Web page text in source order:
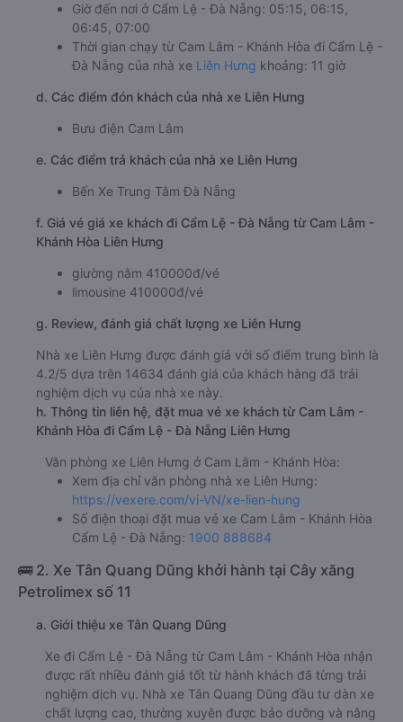
Giờ đến nơi ở Cẩm Lệ - Đà Nẵng: 05:15, 06:15,
06:45, 07:00
Thời gian chạy từ Cam Lâm - Khánh Hòa đi Cẩm Lệ -
Đà Nẵng của nhà xe Liên Hưng khoảng: 11 giờ
d. Các điểm đón khách của nhà xe Liên Hưng
Bưu điện Cam Lâm
e. Các điểm trả khách của nhà xe Liên Hưng
Bến Xe Trung Tâm Đà Nẵng
f. Giá vé giá xe khách đi Cẩm Lệ - Đà Nẵng từ Cam Lâm -
Khánh Hòa Liên Hưng
giường nằm 410000đ/vé
limousine 410000đ/vé
g. Review, đánh giá chất lượng xe Liên Hưng
Nhà xe Liên Hưng được đánh giá với số điểm trung bình là
4.2/5 dựa trên 14634 đánh giá của khách hàng đã trải
nghiệm dịch vụ của nhà xe này.
h. Thông tin liên hệ, đặt mua vé xe khách từ Cam Lâm -
Khánh Hòa đi Cẩm Lệ - Đà Nẵng Liên Hưng
Văn phòng xe Liên Hưng ở Cam Lâm - Khánh Hòa:
Xem địa chỉ văn phòng nhà xe Liên Hưng:
https://vexere.com/vi-VN/xe-lien-hung
Số điện thoại đặt mua vé xe Cam Lâm - Khánh Hòa
Cẩm Lệ - Đà Nẵng: 1900 888684
🚌 2. Xe Tân Quang Dũng khởi hành tại Cây xăng
Petrolimex số 11
a. Giới thiệu xe Tân Quang Dũng
Xe đi Cẩm Lệ - Đà Nẵng từ Cam Lâm - Khánh Hòa nhận
được rất nhiều đánh giá tốt từ hành khách đã từng trải
nghiệm dịch vụ. Nhà xe Tân Quang Dũng đầu tư dàn xe
chất lượng cao, thường xuyên được bảo dưỡng và nâng